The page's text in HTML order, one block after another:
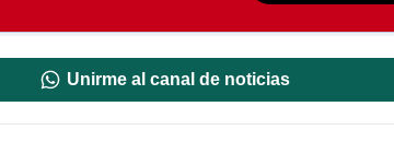
Unirme al canal de noticias